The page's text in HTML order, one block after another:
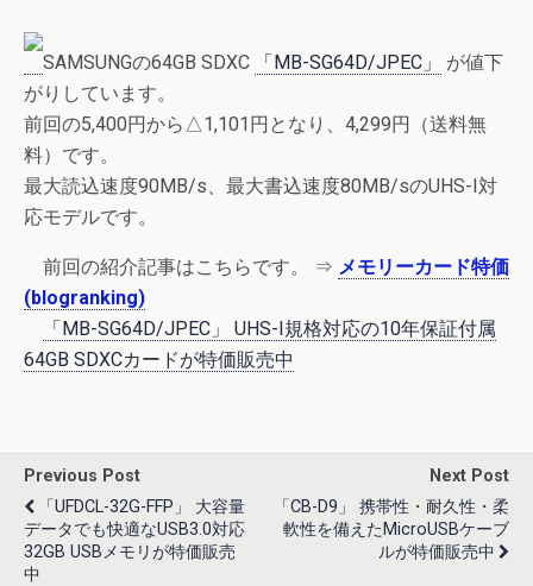
SAMSUNGの64GB SDXC 「MB-SG64D/JPEC」
が値下
がりしています。
前回の5,400円から△1,101円となり、4,299円（送料無
料）です。
最大読込速度90MB/s、最大書込速度80MB/sのUHS-I対
応モデルです。
前回の紹介記事はこちらです。 ⇒ メモリーカード特価
(blogranking)
「MB-SG64D/JPEC」 UHS-I規格対応の10年保証付属
64GB SDXCカードが特価販売中
Previous Post
「UFDCL-32G-FFP」 大容量
データでも快適なUSB3.0対応
32GB USBメモリが特価販売
中
Next Post
「CB-D9」 携帯性・耐久性・柔
軟性を備えたmicroUSBケーブ
ルが特価販売中